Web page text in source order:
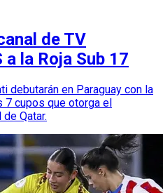
de TV
la Roja Sub 17
debutarán en Paraguay con la
7 cupos que otorga el
Qatar.